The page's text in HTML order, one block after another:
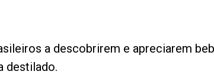
a descobrirem e apreciarem
destilado.